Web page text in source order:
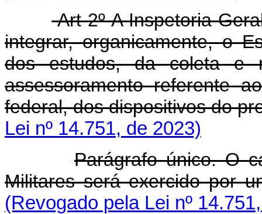
Art 2º A Inspetoria-
integrar, organicamente, o
dos estudos, da coleta e
assessoramento referente
federal, dos dispositivos do
Lei nº 14.751, de 2023)
Parágrafo único. O
Militares será exercido por
(Revogado pela Lei nº